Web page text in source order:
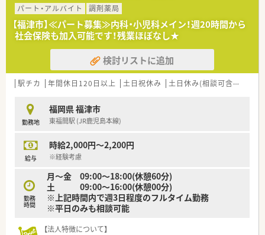
【募集背景と求める人物像について】
■今回は体制強化のための欠員補充募集となっており、かかりつ
け薬剤師などの対人業務に前向きに取り組める方を求めていま
す。
■患者様一人ひとりへの丁寧なフォローアップやトレーシング
レポートの作成に対し、抵抗なく取り組める姿勢を重視しており
ます。
■周囲のスタッフと仲良く連携を図れる方や、新しい知識の習得
【法人特徴について】
■福岡県を中心に110店舗以上を展開する九州最大手の調剤併
す。
■全店舗で処方箋送信アプリや最新機器を導入しており、薬剤師
す。
■出産・育児休暇の取得率は100％を誇り、常時多くの社員が育
児に専念しながら復帰を果たしている、女性に優しい企業です。
パート・アルバイト
調剤薬局
【福津市】≪パート募集≫内科・小児科メイン！週20時間から
社会保険も加入可能です！残業ほぼなし★
検討リストに追加
駅チカ 年間休日120日以上 土日祝休み 土日休み(相談可含む)
勤務地
福岡県 福津市
東福間駅 (JR鹿児島本線)
給与
時給2,000円～2,200円
※経験考慮
勤務
時間
月～金 09:00〜18:00(休憩60分)
土 09:00〜16:00(休憩00分)
※上記時間内で週3日程度のフルタイム勤務
※平日のみも相談可能
【法人特徴について】